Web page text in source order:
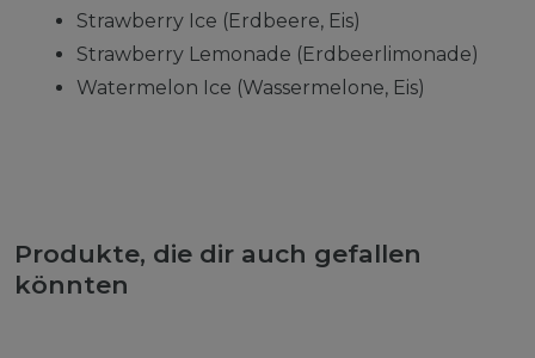
Strawberry Ice (Erdbeere, Eis)
Strawberry Lemonade (Erdbeerlimonade)
Watermelon Ice (Wassermelone, Eis)
Produkte, die dir auch gefallen
könnten